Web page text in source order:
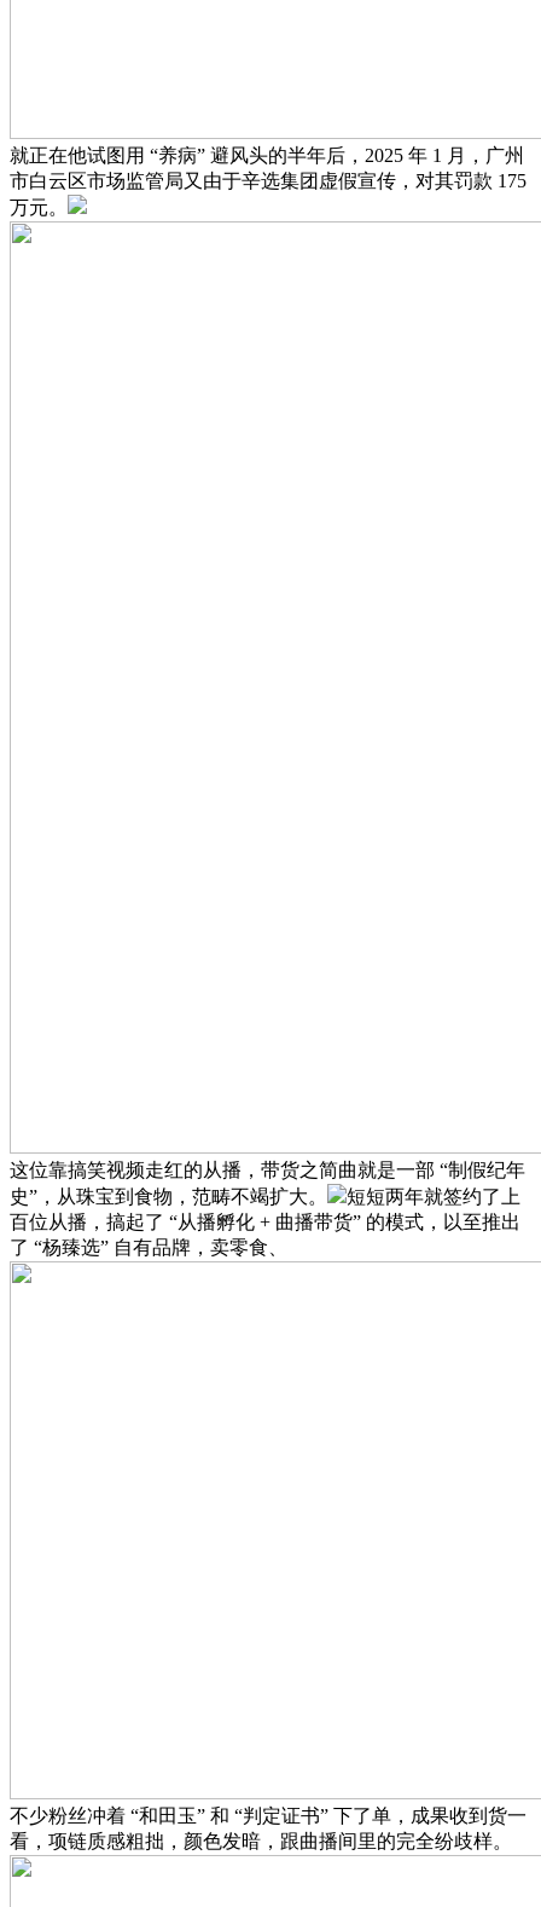
就正在他试图用 “养病” 避风头的半年后，2025 年 1 月，广州
市白云区市场监管局又由于辛选集团虚假宣传，对其罚款 175
万元。
这位靠搞笑视频走红的从播，带货之简曲就是一部 “制假纪年
史”，从珠宝到食物，范畴不竭扩大。
短短两年就签约了上
百位从播，搞起了 “从播孵化 + 曲播带货” 的模式，以至推出
了 “杨臻选” 自有品牌，卖零食、
不少粉丝冲着 “和田玉” 和 “判定证书” 下了单，成果收到货一
看，项链质感粗拙，颜色发暗，跟曲播间里的完全纷歧样。